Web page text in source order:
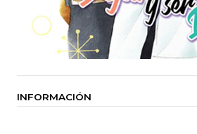
INFORMACIÓN